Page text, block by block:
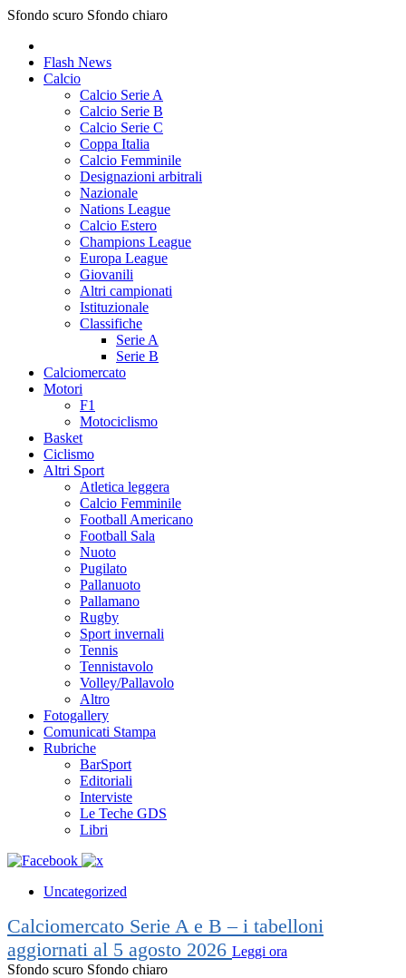
Sfondo scuro Sfondo chiaro
Flash News
Calcio
Calcio Serie A
Calcio Serie B
Calcio Serie C
Coppa Italia
Calcio Femminile
Designazioni arbitrali
Nazionale
Nations League
Calcio Estero
Champions League
Europa League
Giovanili
Altri campionati
Istituzionale
Classifiche
Serie A
Serie B
Calciomercato
Motori
F1
Motociclismo
Basket
Ciclismo
Altri Sport
Atletica leggera
Calcio Femminile
Football Americano
Football Sala
Nuoto
Pugilato
Pallanuoto
Pallamano
Rugby
Sport invernali
Tennis
Tennistavolo
Volley/Pallavolo
Altro
Fotogallery
Comunicati Stampa
Rubriche
BarSport
Editoriali
Interviste
Le Teche GDS
Libri
Uncategorized
Calciomercato Serie A e B – i tabelloni
aggiornati al 5 agosto 2026 Leggi ora
Sfondo scuro Sfondo chiaro